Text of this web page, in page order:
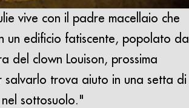
vive con il padre macellaio che
un edificio fatiscente, popolato da
del clown Louison, prossima
trova aiuto in una setta di
sottosuolo."